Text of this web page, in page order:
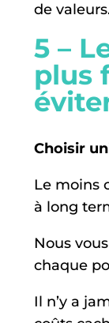
de
5 –
plus
Choisir
Le moins
à long
Nous
chaque
Il n’y a